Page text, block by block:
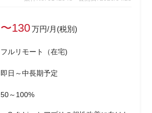
〜130万円/月(税別)
フルリモート（在宅)
即日～中長期予定
50～100%